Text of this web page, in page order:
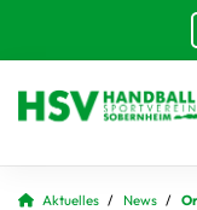
Aktuelles News